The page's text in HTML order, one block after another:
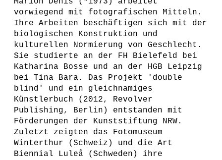
vorwiegend mit fotografischen Mitteln.
Ihre Arbeiten beschäftigen sich mit der
biologischen Konstruktion und
kulturellen Normierung von Geschlecht.
Sie studierte an der FH Bielefeld bei
Katharina Bosse und an der HGB Leipzig
bei Tina Bara. Das Projekt 'double
blind' und ein gleichnamiges
Künstlerbuch (2012, Revolver
Publishing, Berlin) entstanden mit
Förderungen der Kunststiftung NRW.
Zuletzt zeigten das Fotomuseum
Winterthur (Schweiz) und die Art
Biennial Luleå (Schweden) ihre